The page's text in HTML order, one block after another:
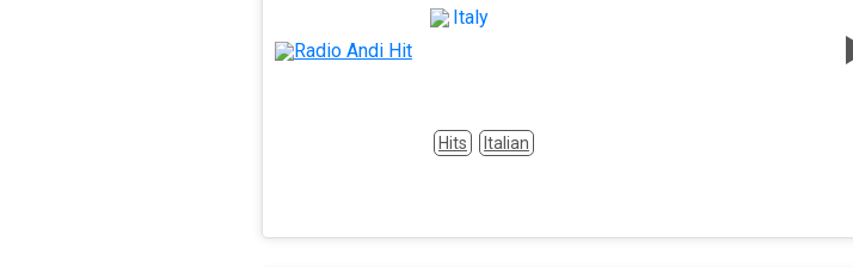
Italy
Hits Italian